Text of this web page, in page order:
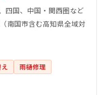
四国、中国・関西圏など
南国市含む高知県全域対
雨樋修理